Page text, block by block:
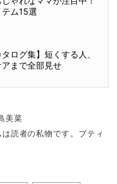
ム15選
ログ集】短くする人、
まで全部見せ
美菜
読者の私物です。ブティ